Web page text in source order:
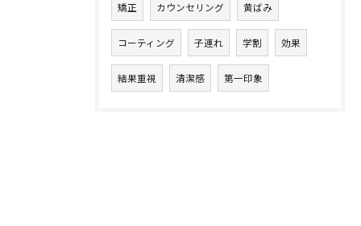
矯正 カウンセリング 黄ばみ
コーティング 子連れ 学割 効果
結果重視 清潔感 第一印象